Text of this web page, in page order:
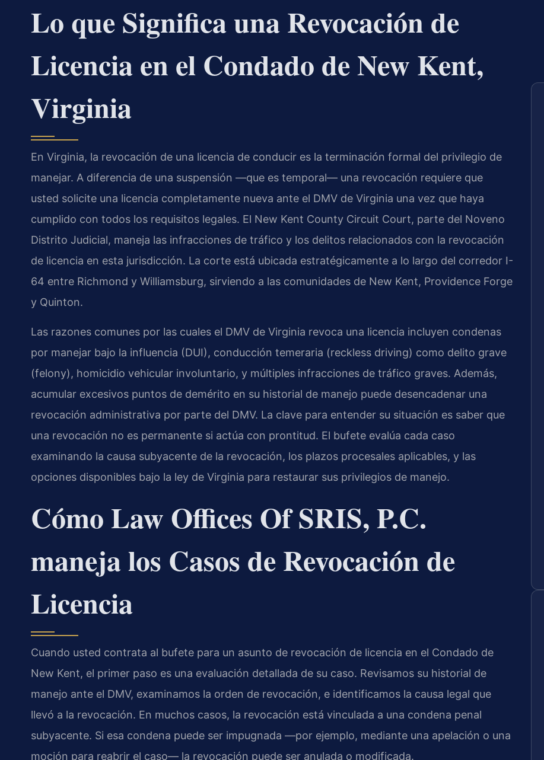
Lo que Significa una Revocación de
Licencia en el Condado de New Kent,
Virginia
En Virginia, la revocación de una licencia de conducir es la terminación formal del privilegio de
manejar. A diferencia de una suspensión —que es temporal— una revocación requiere que
usted solicite una licencia completamente nueva ante el DMV de Virginia una vez que haya
cumplido con todos los requisitos legales. El New Kent County Circuit Court, parte del Noveno
Distrito Judicial, maneja las infracciones de tráfico y los delitos relacionados con la revocación
de licencia en esta jurisdicción. La corte está ubicada estratégicamente a lo largo del corredor I-
64 entre Richmond y Williamsburg, sirviendo a las comunidades de New Kent, Providence Forge
y Quinton.
Las razones comunes por las cuales el DMV de Virginia revoca una licencia incluyen condenas
por manejar bajo la influencia (DUI), conducción temeraria (reckless driving) como delito grave
(felony), homicidio vehicular involuntario, y múltiples infracciones de tráfico graves. Además,
acumular excesivos puntos de demérito en su historial de manejo puede desencadenar una
revocación administrativa por parte del DMV. La clave para entender su situación es saber que
una revocación no es permanente si actúa con prontitud. El bufete evalúa cada caso
examinando la causa subyacente de la revocación, los plazos procesales aplicables, y las
opciones disponibles bajo la ley de Virginia para restaurar sus privilegios de manejo.
Cómo Law Offices Of SRIS, P.C.
maneja los Casos de Revocación de
Licencia
Cuando usted contrata al bufete para un asunto de revocación de licencia en el Condado de
New Kent, el primer paso es una evaluación detallada de su caso. Revisamos su historial de
manejo ante el DMV, examinamos la orden de revocación, e identificamos la causa legal que
llevó a la revocación. En muchos casos, la revocación está vinculada a una condena penal
subyacente. Si esa condena puede ser impugnada —por ejemplo, mediante una apelación o una
moción para reabrir el caso— la revocación puede ser anulada o modificada.